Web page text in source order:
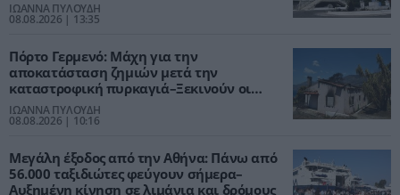
ΙΩΑΝΝΑ ΠΥΛΟΥΔΗ
08.08.2026 | 13:35
Πόρτο Γερμενό: Μάχη για την
αποκατάσταση ζημιών μετά την
καταστροφική πυρκαγιά–Ξεκινούν οι
αποζημιώσεις
ΙΩΑΝΝΑ ΠΥΛΟΥΔΗ
08.08.2026 | 10:16
Μεγάλη έξοδος από την Αθήνα: Πάνω από
56.000 ταξιδιώτες φεύγουν σήμερα–
Αυξημένη κίνηση σε λιμάνια και δρόμους